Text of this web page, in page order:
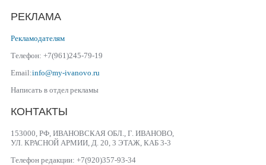
РЕКЛАМА
Рекламодателям
Телефон: +7(961)245-79-19
Email:info@my-ivanovo.ru
Написать в отдел рекламы
КОНТАКТЫ
153000, РФ, ИВАНОВСКАЯ ОБЛ., Г. ИВАНОВО,
УЛ. КРАСНОЙ АРМИИ, Д. 20, 3 ЭТАЖ, КАБ 3-3
Телефон редакции: +7(920)357-93-34